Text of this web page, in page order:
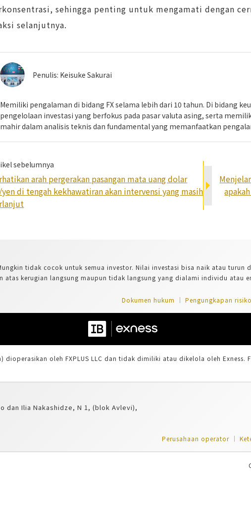
sehingga penting untuk mengamati dengan
selanjutnya.
Penulis: Keisuke Sakurai
Memiliki pengalaman di bidang FX selama lebih dari 10 tahun. Di bidang
pengelolaan investasi yang berfokus pada pasar valuta asing, serta
mahir dalam analisis teknis dan fundamental yang memanfaatkan
sebelumnya
arah pergerakan pasangan mata uang dolar
yen di tengah kekhawatiran akan intervensi yang masih
tidak cocok untuk semua investor. Nilai investasi bisa naik atau turun
kerugian langsung maupun tidak langsung yang dialami individu atau
Dokumen hukum Pengungkapan risiko
oleh FXPLUS LLC dan tidak dimiliki atau dikelola oleh Exness.
dan Ilia Nakashidze, N 1, (blok Avlevi),
Perusahaan operator